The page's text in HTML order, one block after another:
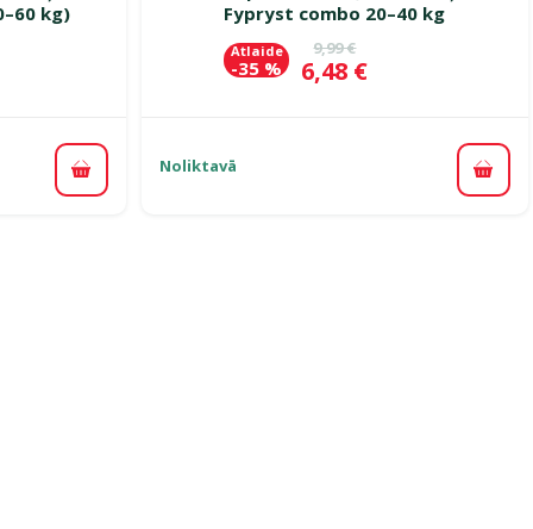
kg)
Pievienot grozam
Fypryst combo 20–40 kg
Oriģinālā cena
9,99 €
Cena
6,48 €
Atlaide
-35 %
Noliktavā